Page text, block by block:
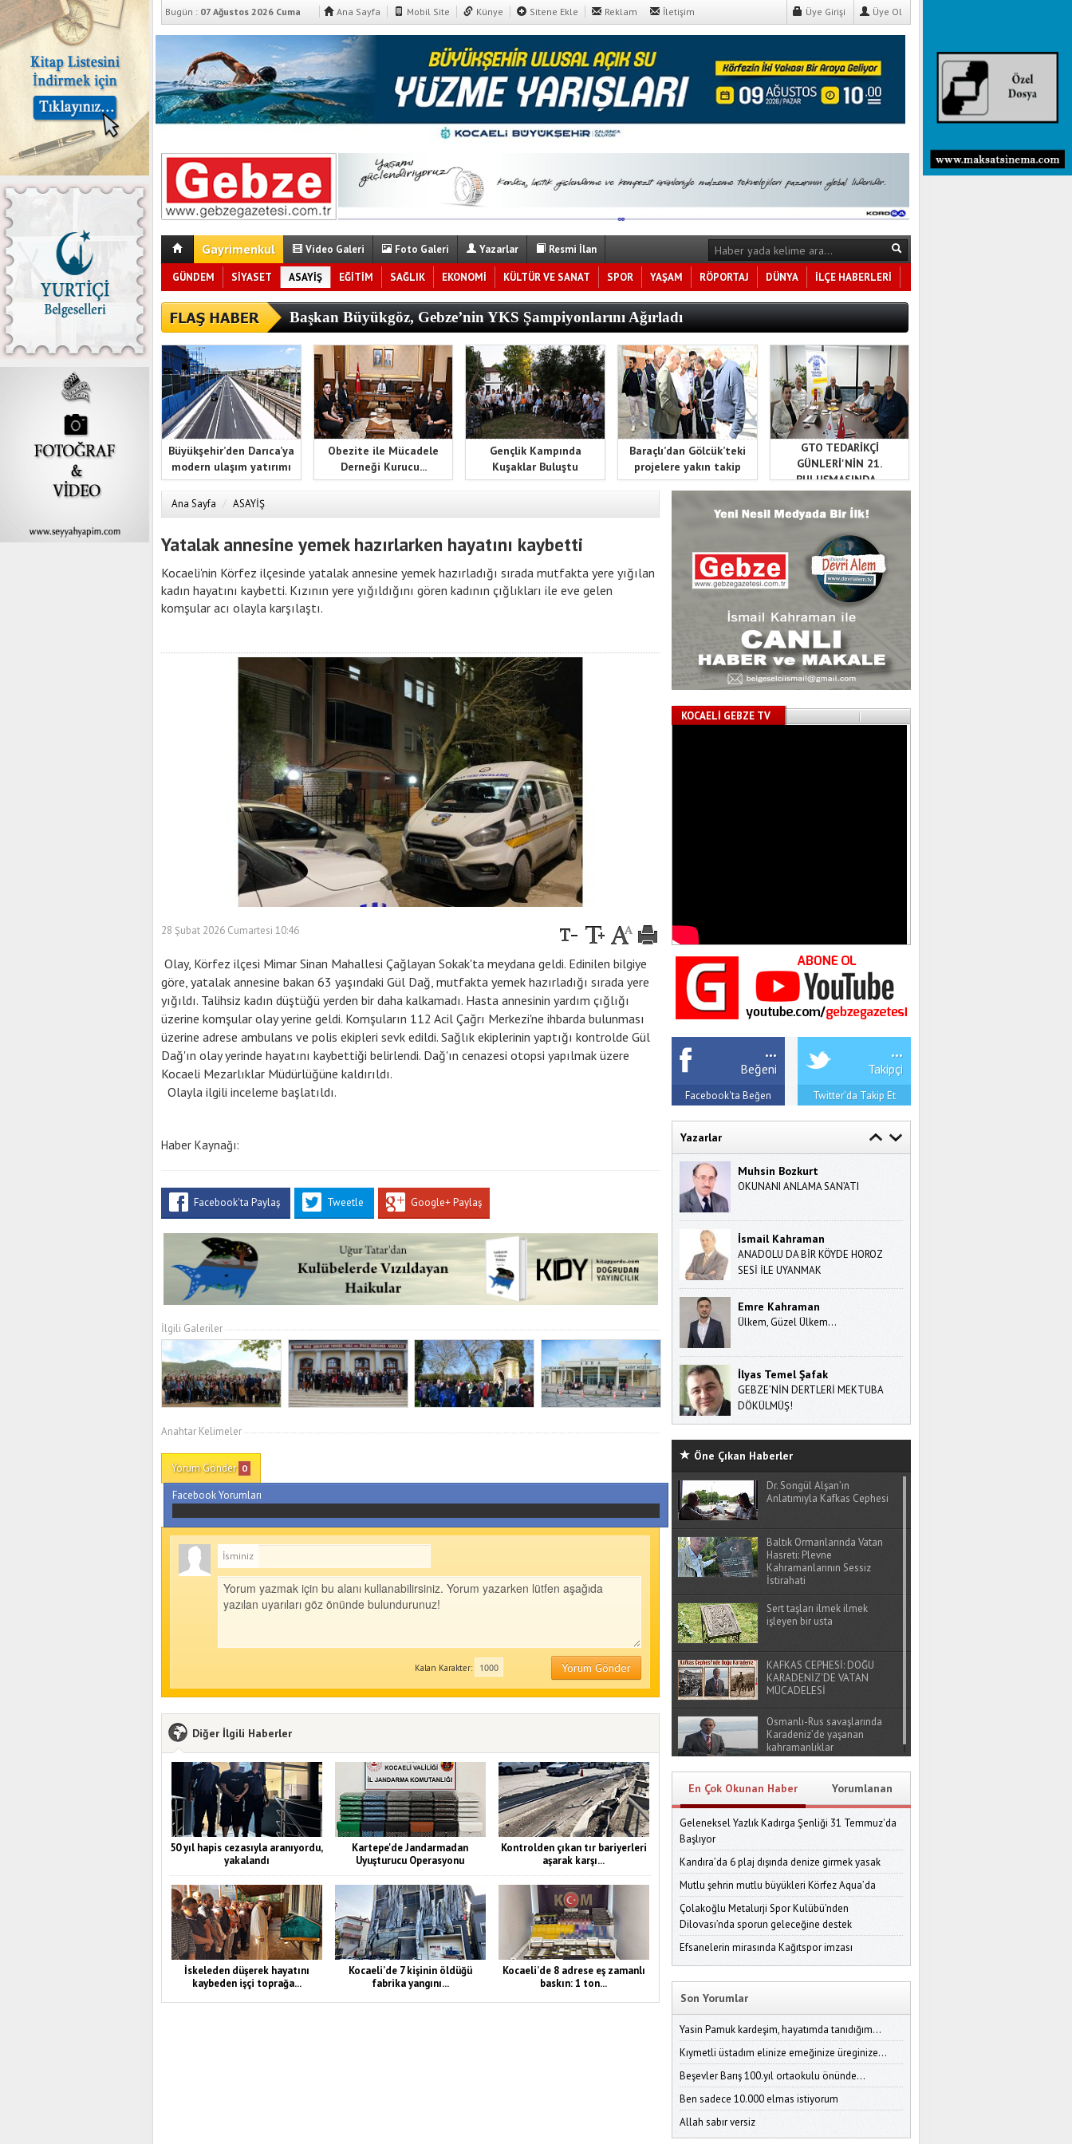
Bugün : 07 Ağustos 2026 Cuma Ana Sayfa Mobil Site Künye Sitene Ekle Reklam İletişim Üye Ol
Üye Girişi
Gayrimenkul Video Galeri Foto Galeri Yazarlar Resmi İlan
GÜNDEM SİYASET ASAYİŞ EĞİTİM SAĞLIK EKONOMİ KÜLTÜR VE SANAT SPOR YAŞAM RÖPORTAJ DÜNYA
İLÇE HABERLERİ
Tüm Kategoriler
Başkan Büyükgöz, Gebze’nin YKS Şampiyonlarını Ağırladı
Büyükşehir’den Darıca’ya
modern ulaşım yatırımı
Obezite ile Mücadele
Derneği Kurucu...
Gençlik Kampında
Kuşaklar Buluştu
Baraçlı’dan Gölcük’teki
projelere yakın takip
GTO TEDARİKÇİ
GÜNLERİ'NİN 21.
BULUŞMASINDA...
Ana Sayfa / ASAYİŞ
Yatalak annesine yemek hazırlarken hayatını kaybetti
Kocaeli'nin Körfez ilçesinde yatalak annesine yemek hazırladığı sırada mutfakta yere yığılan
kadın hayatını kaybetti. Kızının yere yığıldığını gören kadının çığlıkları ile eve gelen
komşular acı olayla karşılaştı.
28 Şubat 2026 Cumartesi 10:46
Olay, Körfez ilçesi Mimar Sinan Mahallesi Çağlayan Sokak'ta meydana geldi. Edinilen bilgiye
göre, yatalak annesine bakan 63 yaşındaki Gül Dağ, mutfakta yemek hazırladığı sırada yere
yığıldı. Talihsiz kadın düştüğü yerden bir daha kalkamadı. Hasta annesinin yardım çığlığı
üzerine komşular olay yerine geldi. Komşuların 112 Acil Çağrı Merkezi'ne ihbarda bulunması
üzerine adrese ambulans ve polis ekipleri sevk edildi. Sağlık ekiplerinin yaptığı kontrolde Gül
Dağ'ın olay yerinde hayatını kaybettiği belirlendi. Dağ'ın cenazesi otopsi yapılmak üzere
Kocaeli Mezarlıklar Müdürlüğüne kaldırıldı.
Olayla ilgili inceleme başlatıldı.
Haber Kaynağı:
Facebook'ta Paylaş Tweetle Google+ Paylaş
İlgili Galeriler
Anahtar Kelimeler
Yorum Gönder 0
Facebook Yorumları
İsminiz
Yorum Gönder
Kalan Karakter:
Diğer İlgili Haberler
50 yıl hapis cezasıyla aranıyordu,
yakalandı
Kartepe'de Jandarmadan
Uyuşturucu Operasyonu
Kontrolden çıkan tır bariyerleri
aşarak karşı...
İskeleden düşerek hayatını
kaybeden işçi toprağa...
Kocaeli’de 7 kişinin öldüğü
fabrika yangını...
Kocaeli’de 8 adrese eş zamanlı
baskın: 1 ton...
KOCAELİ GEBZE TV
...
Beğeni
Facebook'ta Beğen
...
Takipçi
Twitter'da Takip Et
Yazarlar
Muhsin Bozkurt
OKUNANI ANLAMA SAN’ATI
İsmail Kahraman
ANADOLU DA BİR KÖYDE HOROZ
SESİ İLE UYANMAK
Emre Kahraman
Ülkem, Güzel Ülkem…
İlyas Temel Şafak
GEBZE’NİN DERTLERİ MEKTUBA
DÖKÜLMÜŞ!
Öne Çıkan Haberler
Dr. Songül Alşan’ın
Anlatımıyla Kafkas Cephesi
Baltık Ormanlarında Vatan
Hasreti: Plevne
Kahramanlarının Sessiz
İstirahati
Sert taşları ilmek ilmek
işleyen bir usta
KAFKAS CEPHESİ: DOĞU
KARADENİZ'DE VATAN
MÜCADELESİ
Osmanlı-Rus savaşlarında
Karadeniz’de yaşanan
kahramanlıklar
En Çok Okunan Haber Yorumlanan
Geleneksel Yazlık Kadırga Şenliği 31 Temmuz'da
Başlıyor
Kandıra’da 6 plaj dışında denize girmek yasak
Mutlu şehrin mutlu büyükleri Körfez Aqua’da
Çolakoğlu Metalurji Spor Kulübü’nden
Dilovası’nda sporun geleceğine destek
Efsanelerin mirasında Kağıtspor imzası
Son Yorumlar
Yasin Pamuk kardeşim, hayatımda tanıdığım...
Kıymetli üstadım elinize emeğinize üreginize...
Beşevler Barış 100.yıl ortaokulu önünde...
Ben sadece 10.000 elmas istiyorum
Allah sabır versiz